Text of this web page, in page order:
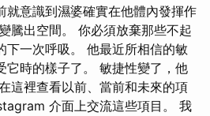
就意識到濕婆確實在他體內發揮作
騰出空間。 你必須放棄那些不起
下一次呼吸。 他最近所相信的敏
它時的樣子了。 敏捷性變了，他
這裡查看以前、當前和未來的項
介面上交流這些項目。 我